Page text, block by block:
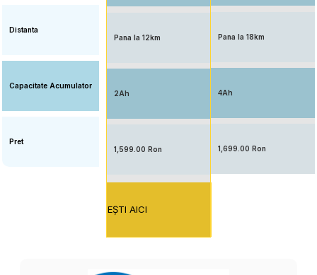
Distanta
Capacitate Acumulator
Pret
Pana la 12km
2Ah
1,599.00 Ron
EŞTI AICI
Pana la 18km
4Ah
1,699.00 Ron